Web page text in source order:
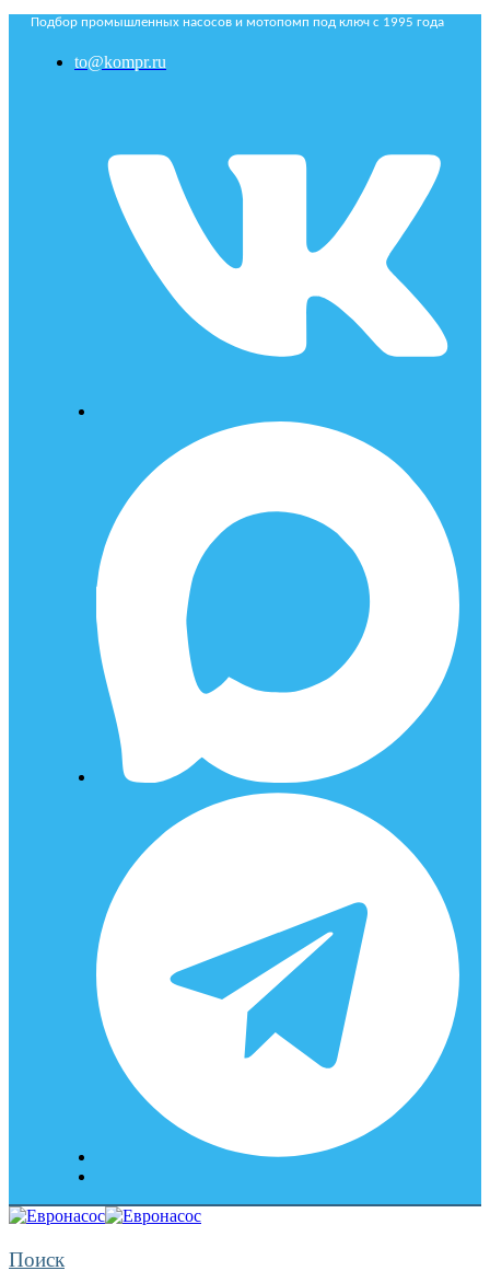
Подбор промышленных насосов и мотопомп под ключ с 1995 года
to@kompr.ru
Поиск